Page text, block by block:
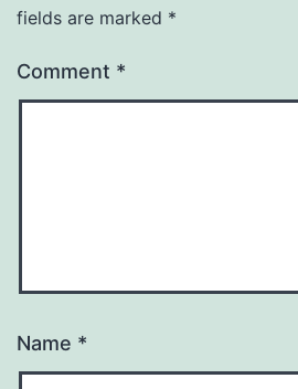
fields are marked *
Comment *
Name *